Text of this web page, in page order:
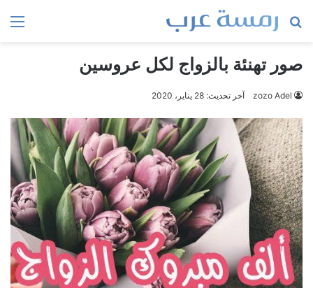
بحث
صور تهنئة بالزواج لكل عروسين
zozo Adel آخر تحديث: 28 يناير، 2020